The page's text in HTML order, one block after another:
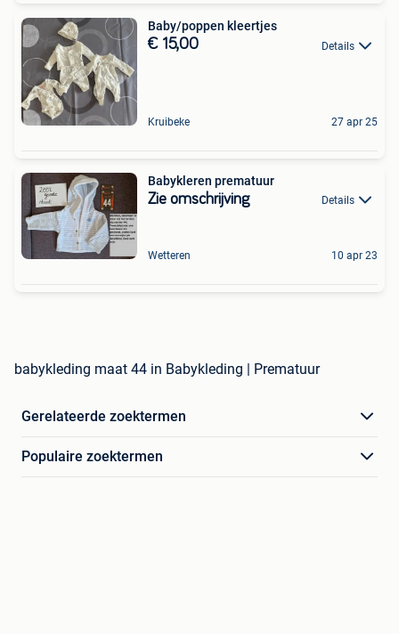
Baby/poppen kleertjes
€ 15,00 Details
Kruibeke 27 apr 25
Babykleren prematuur
Zie omschrijving Details
Wetteren 10 apr 23
babykleding maat 44 in Babykleding | Prematuur
Gerelateerde zoektermen
Populaire zoektermen